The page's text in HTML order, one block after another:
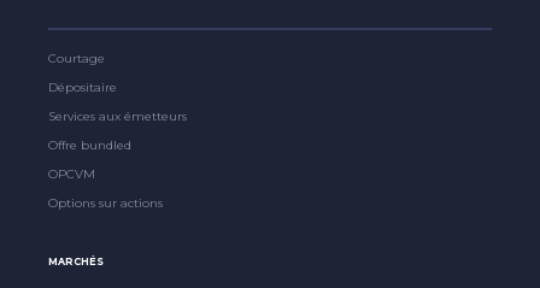
Courtage
Dépositaire
Services aux émetteurs
Offre bundled
OPCVM
Options sur actions
MARCHÉS